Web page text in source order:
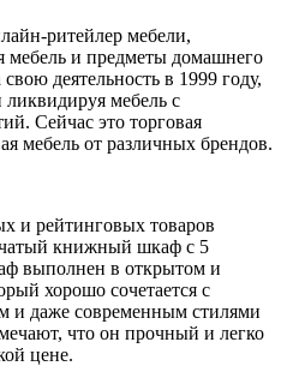
ритейлер мебели,
и предметы домашнего
деятельность в 1999 году,
мебель с
Сейчас это торговая
мебель от различных брендов.
и рейтинговых товаров
книжный шкаф с 5
выполнен в открытом и
хорошо сочетается с
даже современным стилями
что он прочный и легко
цене.